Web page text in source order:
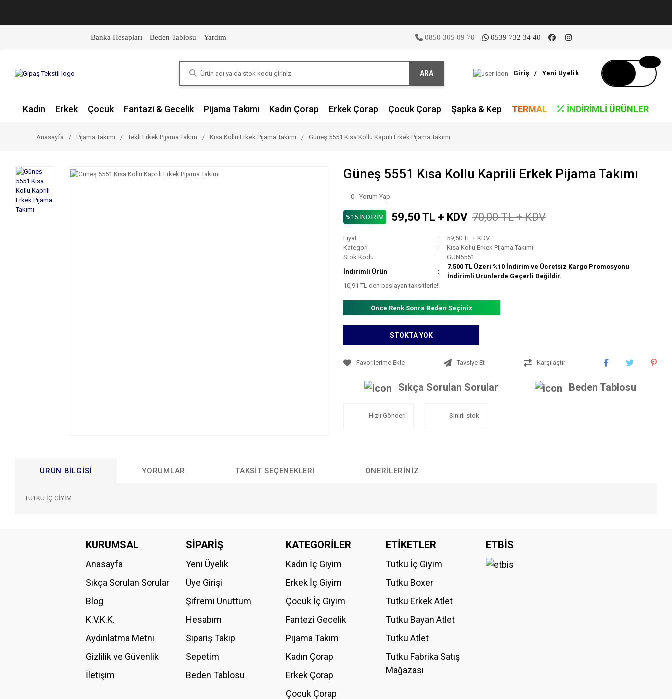
Banka Hesapları Beden Tablosu Yardım 0850 305 09 70 0539 732 34 40
ARA Giriş / Yeni Üyelik
Kadın Erkek Çocuk Fantazi & Gecelik Pijama Takımı Kadın Çorap Erkek Çorap Çocuk Çorap Şapka & Kep TERMAL İNDIRIMLI ÜRÜNLER
Anasayfa Pijama Takımı Tekli Erkek Pijama Takım Kısa Kollu Erkek Pijama Takımı Güneş 5551 Kısa Kollu Kaprili Erkek Pijama Takımı
Güneş 5551 Kısa Kollu Kaprili Erkek Pijama Takımı
0 - Yorum Yap
%15 İNDİRİM 59,50 TL + KDV 70,00 TL + KDV
Fiyat
59,50 TL + KDV
Kategori
Kısa Kollu Erkek Pijama Takımı
Stok Kodu
GÜN5551
İndirimli Ürün
7.500 TL Üzeri %10 İndirim ve Ücretsiz Kargo Promosyonu
İndirimli Ürünlerde Geçerli Değildir.
10,91 TL den başlayan taksitlerle!!
Önce Renk Sonra Beden Seçiniz
STOKTA YOK
Tavsiye Et Karşılaştır
Sıkça Sorulan Sorular Beden Tablosu
Hızlı Gönderi Sınırlı stok
ÜRÜN BILGISI YORUMLAR TAKSIT SEÇENEKLERI ÖNERILERINIZ
TUTKU İÇ GİYİM
Bu ürüne ilk yorumu siz yapın!
Ürün resmi kalitesiz, bozuk veya görüntülenemiyor.
Ürün fiyatı diğer sitelerden daha pahalı.
Bu ürüne benzer farklı alternatifler olmalı.
KURUMSAL
Anasayfa
Sıkça Sorulan Sorular
Blog
K.V.K.K.
Aydınlatma Metni
Gizlilik ve Güvenlik
İletişim
SİPARİŞ
Yeni Üyelik
Üye Girişi
Şifremi Unuttum
Hesabım
Sipariş Takip
Sepetim
Beden Tablosu
KATEGORİLER
Kadın İç Giyim
Erkek İç Giyim
Çocuk İç Giyim
Fantezi Gecelik
Pijama Takım
Kadın Çorap
Erkek Çorap
Çocuk Çorap
ETİKETLER
Tutku İç Giyim
Tutku Boxer
Tutku Erkek Atlet
Tutku Bayan Atlet
Tutku Atlet
Tutku Fabrika Satış
Mağazası
ETBİS